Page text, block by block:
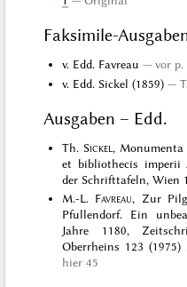
Faksimile-
v. Edd. Favreau
vor p.
v. Edd. Sickel (1859)
Ausgaben – Edd.
Th. Sickel , Monumenta
et bibliothecis imperii
der Schrifttafeln, Wien
M.-L. Favreau, Zur
Pfullendorf. Ein
Jahre 1180,
Oberrheins 123 (1975)
hier 45